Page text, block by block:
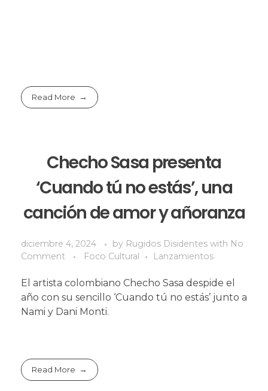
Read More
Checho Sasa presenta
‘Cuando tú no estás’, una
canción de amor y añoranza
diciembre 4, 2024 by Rugidos Disidentes with No
Comment
Foco Cultural Lanzamientos
El artista colombiano Checho Sasa despide el
año con su sencillo ‘Cuando tú no estás’ junto a
Nami y Dani Monti.
Read More